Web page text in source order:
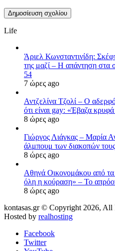
Life
Άριελ Κωνσταντινίδη:
της μαζί – Η απάντηση στα
54
7 ώρες ago
Αντζελίνα Τζολί – Ο
ότι είναι gay: «Έβαζα
8 ώρες ago
Γιώργος Λιάγκας – Μαρία
άλμπουμ των διακοπών
8 ώρες ago
Αθηνά Οικονομάκου από
όλη η κούραση» – Το
8 ώρες ago
kontasas.gr © Copyright 2026, All
Hosted by realhosting
Facebook
Twitter